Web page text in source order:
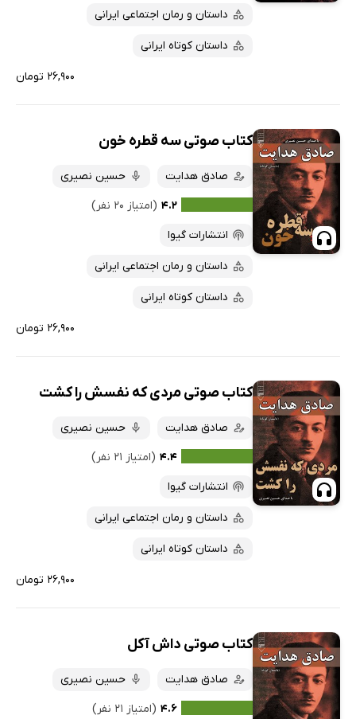
داستان و رمان اجتماعی ایرانی
داستان کوتاه ایرانی
۲۶,۹۰۰ تومان
کتاب صوتی سه قطره خون
صادق هدایت
حسین نصیری
۴.۲ (امتیاز ۲۰ نفر)
انتشارات گیوا
داستان و رمان اجتماعی ایرانی
داستان کوتاه ایرانی
۲۶,۹۰۰ تومان
کتاب صوتی مردی که نفسش را کشت
صادق هدایت
حسین نصیری
۴.۴ (امتیاز ۲۱ نفر)
انتشارات گیوا
داستان و رمان اجتماعی ایرانی
داستان کوتاه ایرانی
۲۶,۹۰۰ تومان
کتاب صوتی داش آکل
صادق هدایت
حسین نصیری
۴.۶ (امتیاز ۲۱ نفر)